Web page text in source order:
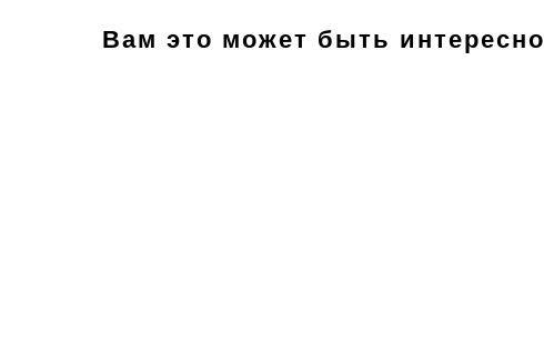
Вам это может быть интересно